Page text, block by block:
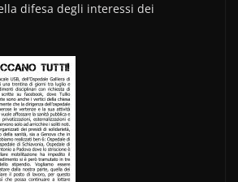
difesa degli interessi dei